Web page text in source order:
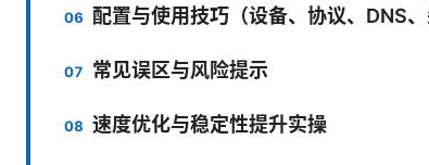
配置与使用技巧（设备、协议、DNS
常见误区与风险提示
速度优化与稳定性提升实操